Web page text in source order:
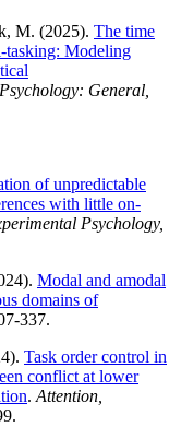
M. (2025). The time
tasking: Modeling
General,
of unpredictable
with little on-
Psychology,
Modal and amodal
domains of
337.
Task order control in
conflict at lower
. Attention,